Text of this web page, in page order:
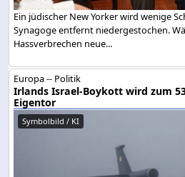
Ein jüdischer New Yorker wird wenige
Synagoge entfernt niedergestochen.
Hassverbrechen neue...
Europa -- Politik
Irlands Israel-Boykott wird zum
Eigentor
Symbolbild / KI